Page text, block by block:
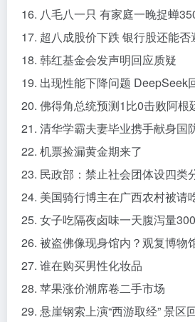
16. 八毛八一只 有家庭一晚捉蝉
17. 超八成股价下跌 银行股还能否
18. 韩红基金会发声明回应质疑
19. 出现性能下降问题 DeepSeek
20. 佛得角总统预测1比0击败阿根
21. 清华学霸夫妻毕业携手献身国
22. 机票捡漏黄金期来了
23. 民政部：禁止社会团体设四类
24. 美国骑行博主在广西农村被请
25. 女子吃隔夜卤味一天腹泻量
26. 被盗佛像现身馆内？观复博物
27. 谁在购买男性化妆品
28. 苹果涨价潮席卷二手市场
29. 悬崖钢索上演“西游取经” 景区